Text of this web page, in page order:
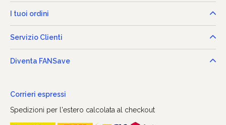
I tuoi ordini
Servizio Clienti
Diventa FANSave
Corrieri espressi
Spedizioni per l'estero calcolata al checkout